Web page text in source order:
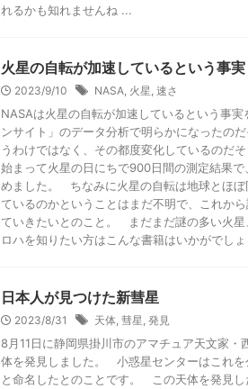
れるかも知れませんね ...
火星の自転が加速しているという事実
2023/9/10 NASA, 火星, 速さ
NASAは火星の自転が加速しているという事
ンサイト」のデータ分析で明らかになったの
うわけではなく、その都度変化しているのだ
始まって火星の日にちで900日間の測定結果
めました。 ちなみに火星の自転は地球とほ
ているのかということはまだ不明で、これか
ていきたいとのこと。 まだまだ謎の多い火
ロハを知りたい方はこんな書籍はいかがでし
日本人が見つけた新彗星
2023/8/31 天体, 彗星, 発見
8月11日に静岡県掛川市のアマチュア天文家
体を発見しました。 小惑星センターはこれ
と命名したとのことです。 この天体を発見